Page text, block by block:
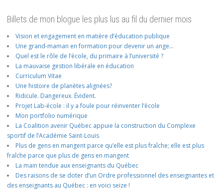
Billets de mon blogue les plus lus au fil du dernier mois
Vision et engagement en matière d’éducation publique
Une grand-maman en formation pour devenir un ange…
Quel est le rôle de l’école, du primaire à l’université ?
La mauvaise gestion libérale en éducation
Curriculum Vitae
Une histoire de planètes alignées?
Ridicule. Dangereux. Évident.
Projet Lab-école : il y a foule pour réinventer l’école
Mon portfolio numérique
La Coalition avenir Québec appuie la construction du Complexe
sportif de l’Académie Saint-Louis
Plus de gens en mangent parce qu’elle est plus fraîche; elle est plus
fraîche parce que plus de gens en mangent
La main tendue aux enseignants du Québec
Des raisons de se doter d’un Ordre professionnel des enseignantes et
des enseignants au Québec : en voici seize !